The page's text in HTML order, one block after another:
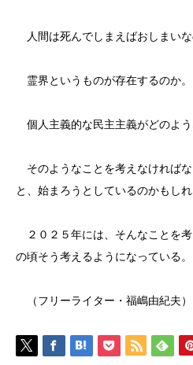
人間は死んでしまえばおしまいな
霊界というものが存在するのか。
個人主義的な民主主義がどのよう
そのようなことを考えなければ
と、始まろうとしているのかもしれ
２０２５年には、そんなことを
の頃そう考えるようになっている。
（フリーライター・福嶋由紀夫）